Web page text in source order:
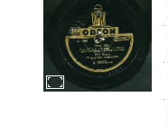
1943